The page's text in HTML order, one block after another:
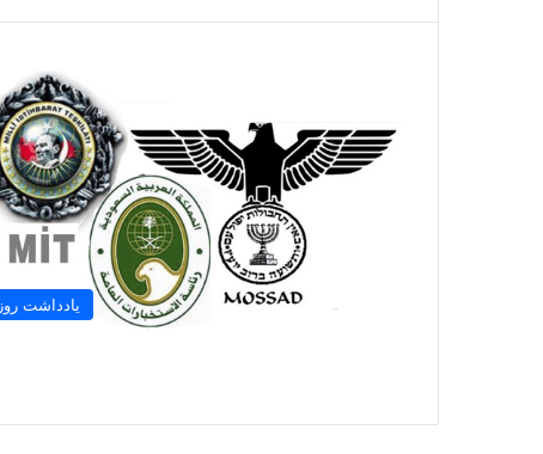
یادداشت روز